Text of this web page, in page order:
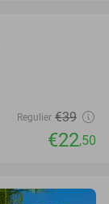
Regulier €39
€22,50